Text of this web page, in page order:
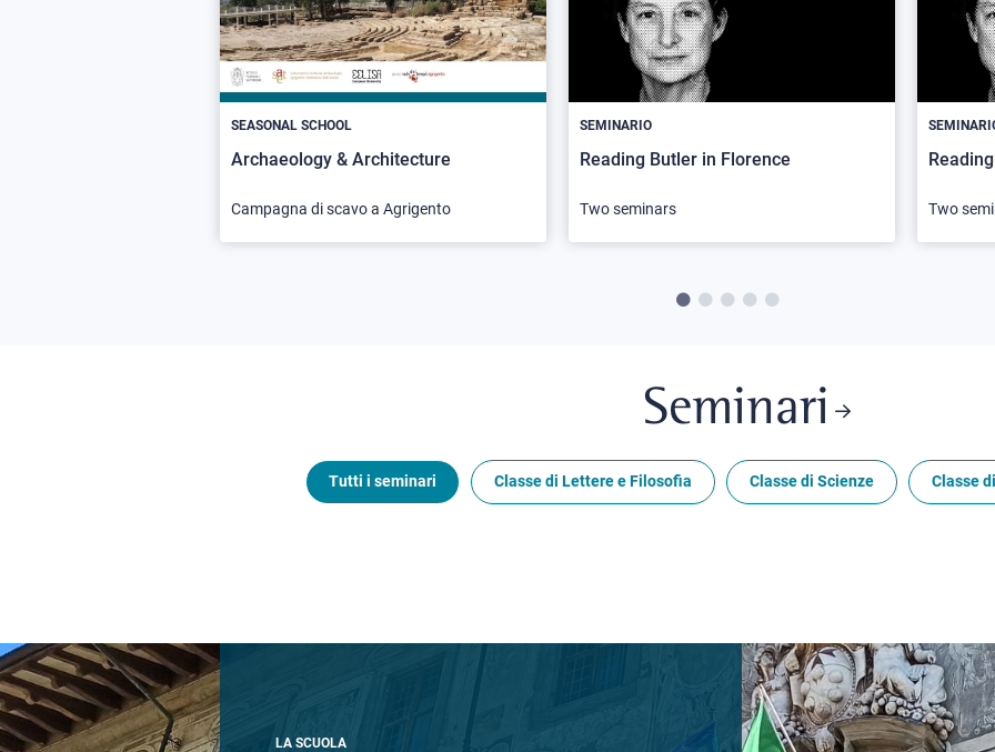
SEASONAL SCHOOL
Archaeology & Architecture
Campagna di scavo a Agrigento
SEMINARIO
Reading Butler in Florence
Two seminars Two
Seminari
Tutti i seminari Classe di Lettere e Filosofia Classe di Scienze Classe
LA SCUOLA